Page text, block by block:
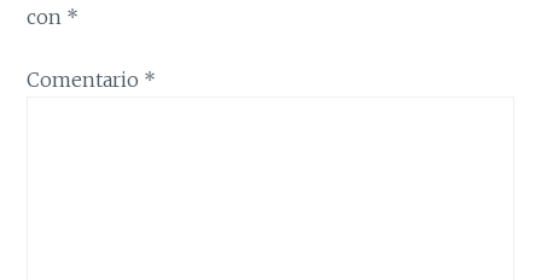
con *
Comentario *